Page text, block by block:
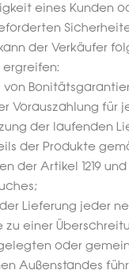
eines Kunden
der Verkäufer
von
Vorauszahlung für
der laufenden
der Produkte
der Artikel 1219 und
Lieferung jeder
zu einer
oder
Außenstandes